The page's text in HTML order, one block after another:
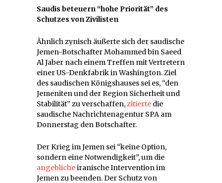
Saudis beteuern “hohe Priorität” des
Schutzes von Zivilisten
Ähnlich zynisch äußerte sich der saudische
Jemen-Botschafter Mohammed bin Saeed
Al Jaber nach einem Treffen mit Vertretern
einer US-Denkfabrik in Washington. Ziel
des saudischen Königshauses sei es, “den
Jemeniten und der Region Sicherheit und
Stabilität” zu verschaffen,zitierte die
saudische Nachrichtenagentur SPA am
Donnerstag den Botschafter.
Der Krieg im Jemen sei “keine Option,
sondern eine Notwendigkeit”, um die
angeblicheiranische Intervention im
Jemen zu beenden. Der Schutz von